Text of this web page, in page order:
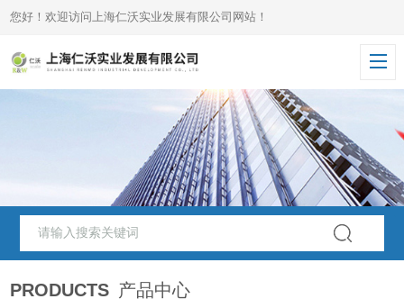
您好！欢迎访问上海仁沃实业发展有限公司网站！
PRODUCTS 产品中心